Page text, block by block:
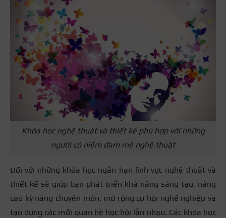
Khóa học nghệ thuật và thiết kế phù hợp với những
người có niềm đam mê nghệ thuật
Đối với những khóa học ngắn hạn lĩnh vực nghệ thuật và
thiết kế sẽ giúp bạn phát triển khả năng sáng tạo, nâng
cao kỹ năng chuyên môn, mở rộng cơ hội nghề nghiệp và
tạo dựng các mối quan hệ học hỏi lẫn nhau. Các khóa học